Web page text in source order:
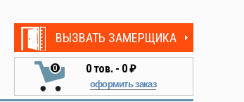
ВЫЗВАТЬ ЗАМЕРЩИКА
0 0тов. - 0 ₽
оформить заказ